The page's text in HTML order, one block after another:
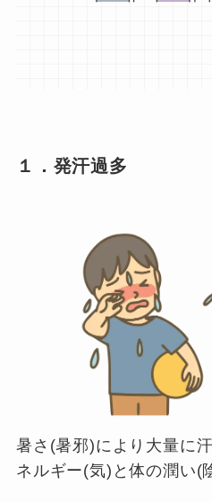
１．発汗過多
暑さ(暑邪)により大量に
ネルギー(気)と体の潤い(